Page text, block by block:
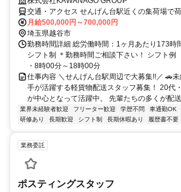
交通・アクセス せんげん台駅近くの集荷場で
し、担当エリアに配送いただきます。
月給500,000円～700,000円
埼玉県越谷市
勤務時間詳細 総労働時間：1ヶ月あたり173時
シフト制 ＊勤務時間ご相談下さい！ シフト例
・8時00分～18時00分
仕事内容 ＼せんげん台駅周辺で大募集!!／ 🚗
手が活躍する軽貨物配送スタッフ募集！ 20代
が中心となって活躍中。 先輩たちの多くが配
業界未経験者歓迎 フリーター歓迎 学歴不問 車通勤OK
研修あり
長期歓迎 シフト制 長期休暇あり 履歴書不要
業務委託
ポスティングスタッフ